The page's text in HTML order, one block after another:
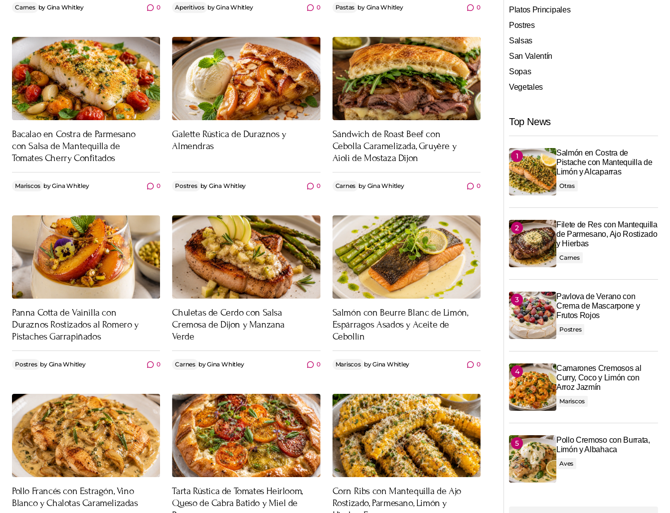
Carnes by Gina Whitley 0 Aperitivos byGina Whitley 0 Pastas by Gina Whitley 0
Bacalao en Costra de Parmesano
con Salsa de Mantequilla de
Tomates Cherry Confitados
Mariscos byGina Whitley 0
Galette Rústica de Duraznos y
Almendras
Postres by Gina Whitley 0
Sándwich de Roast Beef con
Cebolla Caramelizada, Gruyère y
Aioli de Mostaza Dijon
Carnes by Gina Whitley 0
Panna Cotta de Vainilla con
Duraznos Rostizados al Romero y
Pistaches Garrapiñados
Postres by Gina Whitley 0
Chuletas de Cerdo con Salsa
Cremosa de Dijon y Manzana
Verde
Carnes byGina Whitley 0
Salmón con Beurre Blanc de Limón,
Espárragos Asados y Aceite de
Cebollín
Mariscos byGina Whitley 0
Pollo Francés con Estragón, Vino
Blanco y Chalotas Caramelizadas
Tarta Rústica de Tomates Heirloom,
Queso de Cabra Batido y Miel de
Corn Ribs con Mantequilla de Ajo
Rostizado, Parmesano, Limón y
Platos Principales
Postres
Salsas
San Valentín
Sopas
Vegetales
Top News
Salmón en Costra de
Pistache con Mantequilla de
Limón y Alcaparras
Otras
Filete de Res con Mantequilla
de Parmesano, Ajo Rostizado
y Hierbas
Carnes
Pavlova de Verano con
Crema de Mascarpone y
Frutos Rojos
Postres
Camarones Cremosos al
Curry, Coco y Limón con
Arroz Jazmín
Mariscos
Pollo Cremoso con Burrata,
Limón y Albahaca
Aves